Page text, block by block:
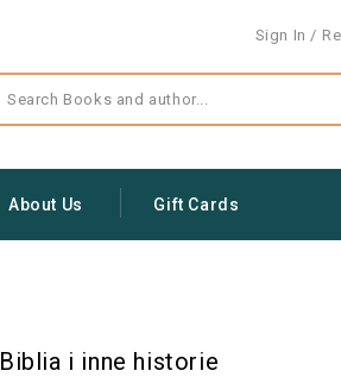
Sign In
About Us Gift Cards
Biblia i inne historie